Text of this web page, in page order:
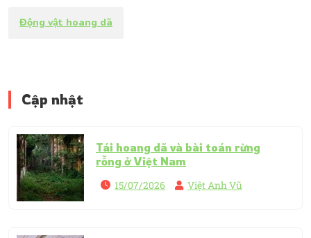
Động vật hoang dã
Cập nhật
Tái hoang dã và bài toán rừng
rỗng ở Việt Nam
15/07/2026 Việt Anh Vũ